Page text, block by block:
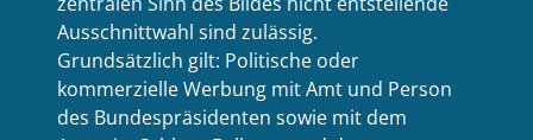
Ausschnittwahl sind zulässig.
Grundsätzlich gilt: Politische oder
kommerzielle Werbung mit Amt und Person
des Bundespräsidenten sowie mit dem